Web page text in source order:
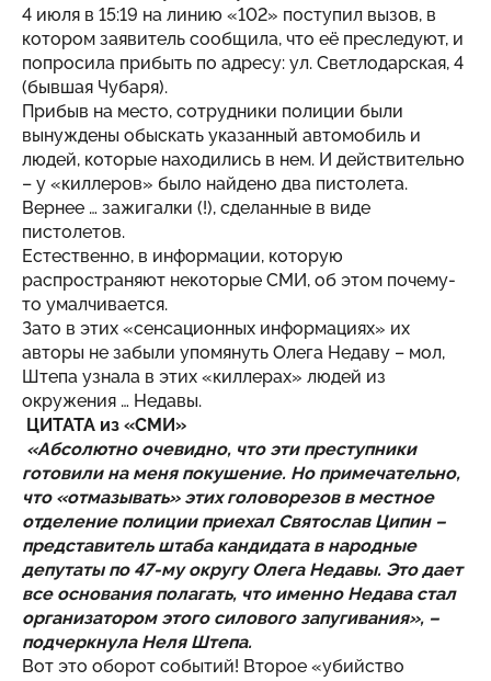
4 июля в 15:19 на линию «102» поступил вызов, в
котором заявитель сообщила, что её преследуют, и
попросила прибыть по адресу: ул. Светлодарская, 4
(бывшая Чубаря).
Прибыв на место, сотрудники полиции были
вынуждены обыскать указанный автомобиль и
людей, которые находились в нем. И действительно
– у «киллеров» было найдено два пистолета.
Вернее … зажигалки (!), сделанные в виде
пистолетов.
Естественно, в информации, которую
распространяют некоторые СМИ, об этом почему-
то умалчивается.
Зато в этих «сенсационных информациях» их
авторы не забыли упомянуть Олега Недаву – мол,
Штепа узнала в этих «киллерах» людей из
окружения … Недавы.
ЦИТАТА из «СМИ»
«Абсолютно очевидно, что эти преступники
готовили на меня покушение. Но примечательно,
что «отмазывать» этих головорезов в местное
отделение полиции приехал Святослав Ципин –
представитель штаба кандидата в народные
депутаты по 47-му округу Олега Недавы. Это дает
все основания полагать, что именно Недава стал
организатором этого силового запугивания», –
подчеркнула Неля Штепа.
Вот это оборот событий! Второе «убийство